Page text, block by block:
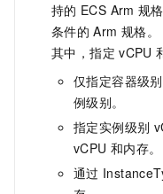
持的 ECS Arm 规
条件的 Arm 规格。
其中，指定 vCPU
仅指定容器级别
例级别。
指定实例级别
vCPU 和内存。
通过